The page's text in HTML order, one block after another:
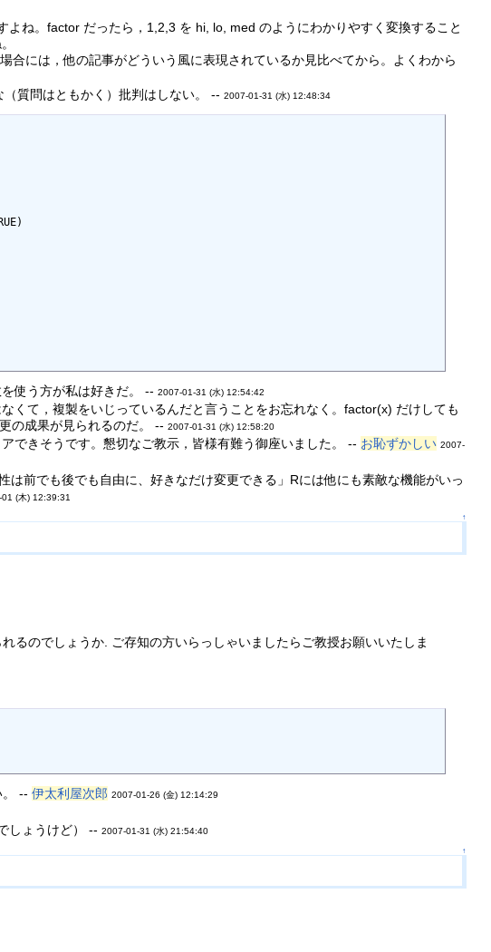
ね。factor だったら，1,2,3 を hi, lo, med のようにわかりやすく変換すること
には，他の記事がどういう風に表現されているか見比べてから。よくわから
質問はともかく）批判はしない。 -- 2007-01-31 (水) 12:48:34
使う方が私は好きだ。 -- 2007-01-31 (水) 12:54:42
くて，複製をいじっているんだと言うことをお忘れなく。factor(x) だけしても
の成果が見られるのだ。 -- 2007-01-31 (水) 12:58:20
できそうです。懇切なご教示，皆様有難う御座いました。 -- お恥ずかしい 2007-
前でも後でも自由に、好きなだけ変更できる」Rには他にも素敵な機能がいっ
(木) 12:39:31
↑
るのでしょうか. ご存知の方いらっしゃいましたらご教授お願いいたしま
-- 伊太利屋次郎 2007-01-26 (金) 12:14:29
しょうけど） -- 2007-01-31 (水) 21:54:40
↑